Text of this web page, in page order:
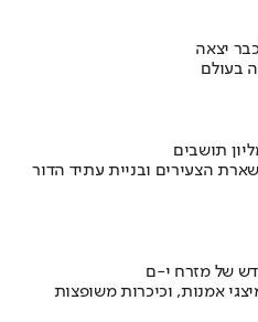
יצאה
בעולם
הצעירים ובניית עתיד הדור
של מזרח י-ם
אמנות, וכיכרות משופצות